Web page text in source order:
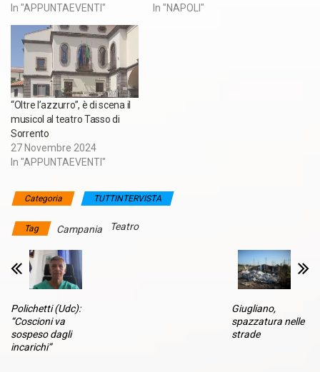
In "APPUNTAEVENTI"
In "NAPOLI"
“Oltre l’azzurro”, è di scena il
musicol al teatro Tasso di
Sorrento
27 Novembre 2024
In "APPUNTAEVENTI"
Categoria TUTTINTERVISTA
Tag Campania Teatro
Polichetti (Udc):
“Coscioni va
sospeso dagli
incarichi”
Giugliano,
spazzatura nelle
strade